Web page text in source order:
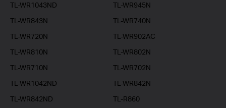
TL-WR1043ND
TL-WR945N
TL-WR843N
TL-WR740N
TL-WR720N
TL-WR902AC
TL-WR810N
TL-WR802N
TL-WR710N
TL-WR702N
TL-WR1042ND
TL-WR842N
TL-WR842ND
TL-R860